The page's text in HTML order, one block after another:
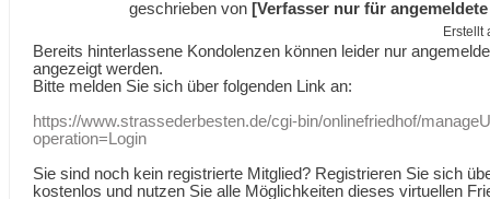
geschrieben von [Verfasser nur für
Erstellt
Bereits hinterlassene Kondolenzen können leider nur
angezeigt werden.
Bitte melden Sie sich über folgenden Link an:
https://www.strassederbesten.de/cgi-bin/onlinefriedhof/
operation=Login
Sie sind noch kein registrierte Mitglied? Registrieren Sie sich
kostenlos und nutzen Sie alle Möglichkeiten dieses virtuellen